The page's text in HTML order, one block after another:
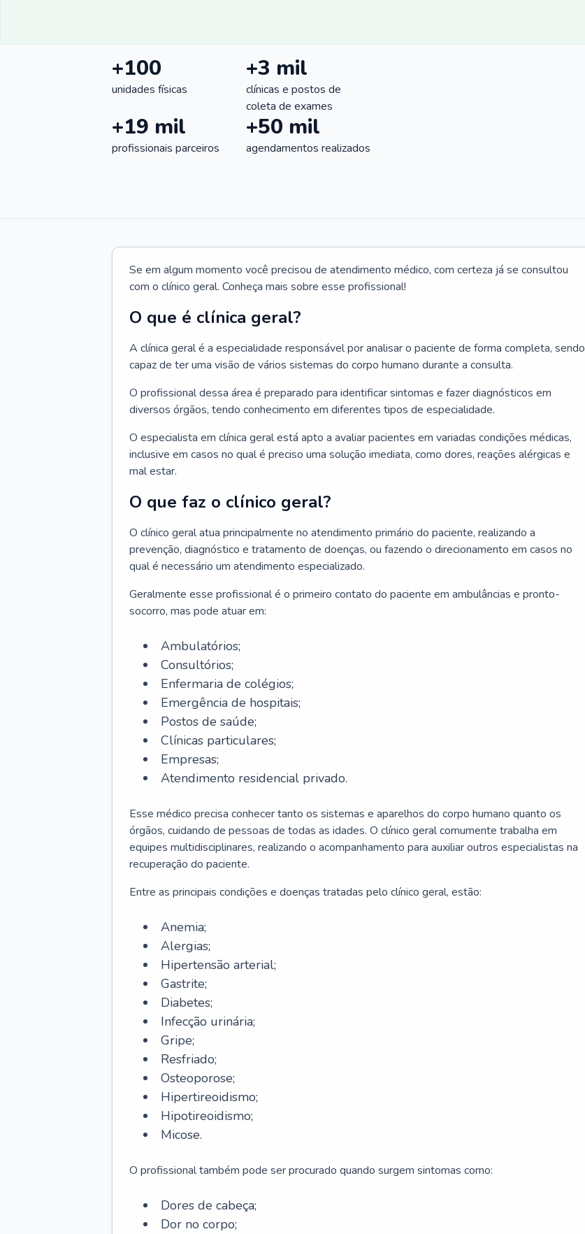
+100
unidades físicas
+3 mil
clínicas e postos de
coleta de exames
+19 mil
profissionais parceiros
+50 mil
agendamentos realizados
Se em algum momento você precisou de atendimento médico, com certeza já se consultou
com o clínico geral. Conheça mais sobre esse profissional!
O que é clínica geral?
A clínica geral é a especialidade responsável por analisar o paciente de forma completa, sendo
capaz de ter uma visão de vários sistemas do corpo humano durante a consulta.
O profissional dessa área é preparado para identificar sintomas e fazer diagnósticos em
diversos órgãos, tendo conhecimento em diferentes tipos de especialidade.
O especialista em clínica geral está apto a avaliar pacientes em variadas condições médicas,
inclusive em casos no qual é preciso uma solução imediata, como dores, reações alérgicas e
mal estar.
O que faz o clínico geral?
O clínico geral atua principalmente no atendimento primário do paciente, realizando a
prevenção, diagnóstico e tratamento de doenças, ou fazendo o direcionamento em casos no
qual é necessário um atendimento especializado.
Geralmente esse profissional é o primeiro contato do paciente em ambulâncias e pronto-
socorro, mas pode atuar em:
Ambulatórios;
Consultórios;
Enfermaria de colégios;
Emergência de hospitais;
Postos de saúde;
Clínicas particulares;
Empresas;
Atendimento residencial privado.
Esse médico precisa conhecer tanto os sistemas e aparelhos do corpo humano quanto os
órgãos, cuidando de pessoas de todas as idades. O clínico geral comumente trabalha em
equipes multidisciplinares, realizando o acompanhamento para auxiliar outros especialistas na
recuperação do paciente.
Entre as principais condições e doenças tratadas pelo clínico geral, estão:
Anemia;
Alergias;
Hipertensão arterial;
Gastrite;
Diabetes;
Infecção urinária;
Gripe;
Resfriado;
Osteoporose;
Hipertireoidismo;
Hipotireoidismo;
Micose.
O profissional também pode ser procurado quando surgem sintomas como:
Dores de cabeça;
Dor no corpo;